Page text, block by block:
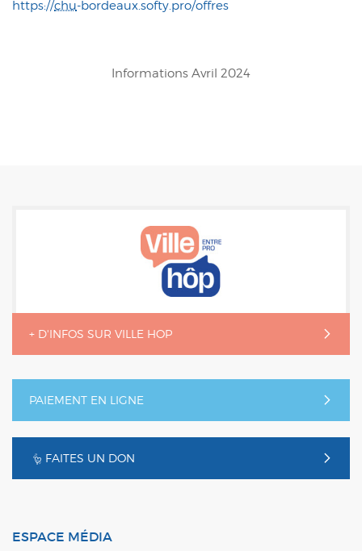
https://chu-bordeaux.softy.pro/offres
Informations Avril 2024
+ D'INFOS SUR VILLE HOP
PAIEMENT EN LIGNE
FAITES UN DON
ESPACE MÉDIA